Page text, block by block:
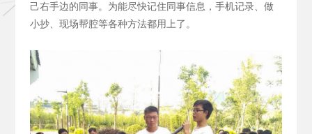
己右手边的同事。为能尽快记住同事信息，手机记录、做
小抄、现场帮腔等各种方法都用上了。